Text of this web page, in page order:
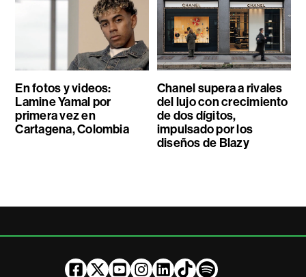
En fotos y videos:
Lamine Yamal por
primera vez en
Cartagena, Colombia
Chanel supera a rivales
del lujo con crecimiento
de dos dígitos,
impulsado por los
diseños de Blazy